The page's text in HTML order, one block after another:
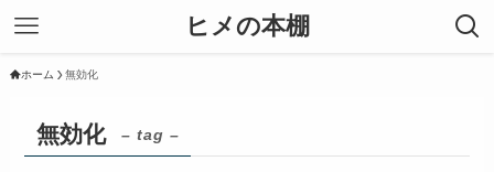
ヒメの本棚
ホーム 無効化
無効化 – tag –